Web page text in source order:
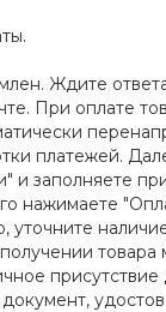
Ждите
При оплате
платежей.
и заполняете
нажимаете
уточните
товара
присутствие